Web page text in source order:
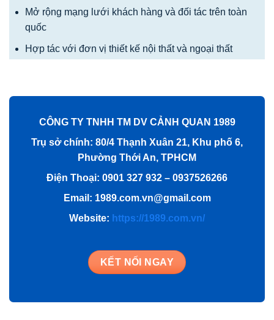
Mở rộng mạng lưới khách hàng và đối tác trên toàn
quốc
Hợp tác với đơn vị thiết kế nội thất và ngoại thất
CÔNG TY TNHH TM DV CẢNH QUAN 1989
Trụ sở chính: 80/4 Thạnh Xuân 21, Khu phố 6,
Phường Thới An, TPHCM
Điện Thoại: 0901 327 932 – 0937526266
Email: 1989.com.vn@gmail.com
Website: https://1989.com.vn/
KẾT NỐI NGAY